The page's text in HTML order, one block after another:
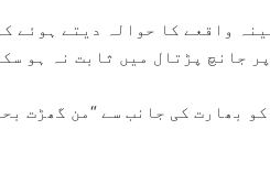
واقعے کا حوالہ دیتے ہوئے
جانچ پڑتال میں ثابت نہ ہو
بھارت کی جانب سے “من گھڑت